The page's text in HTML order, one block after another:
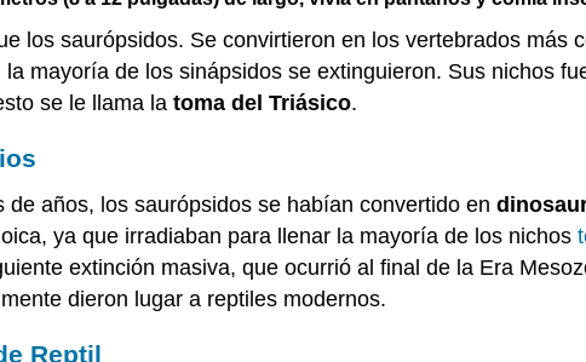
los saurópsidos. Se convirtieron en los vertebrados más
mayoría de los sinápsidos se extinguieron. Sus nichos
se le llama la toma del Triásico.
años, los saurópsidos se habían convertido en
ya que irradiaban para llenar la mayoría de los nichos
extinción masiva, que ocurrió al final de la Era
dieron lugar a reptiles modernos.
Reptil